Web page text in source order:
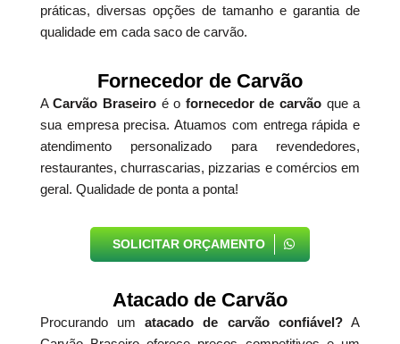
práticas, diversas opções de tamanho e garantia de
qualidade em cada saco de carvão.
Fornecedor de Carvão
ACarvão Braseiro é o fornecedor de carvão que a
sua empresa precisa. Atuamos com entrega rápida e
atendimento personalizado para revendedores,
restaurantes, churrascarias, pizzarias e comércios em
geral. Qualidade de ponta a ponta!
SOLICITAR ORÇAMENTO
Atacado de Carvão
Procurando umatacado de carvão confiável?A